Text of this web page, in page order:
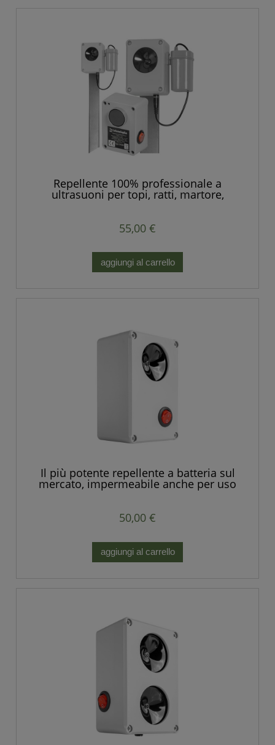
Repellente 100% professionale a
ultrasuoni per topi, ratti, martore,
roditori, volpi, animali selvatici.
55,00 €
aggiungi al carrello
Il più potente repellente a batteria sul
mercato, impermeabile anche per uso
50,00 €
aggiungi al carrello